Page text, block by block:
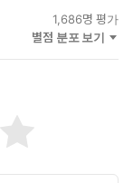
1,686명 평가
별점 분포 보기